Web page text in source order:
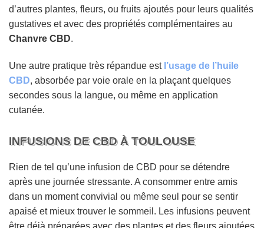
d’autres plantes, fleurs, ou fruits ajoutés pour leurs qualités
gustatives et avec des propriétés complémentaires au
Chanvre CBD.
Une autre pratique très répandue est l’usage de l’huile
CBD, absorbée par voie orale en la plaçant quelques
secondes sous la langue, ou même en application
cutanée.
INFUSIONS DE CBD À TOULOUSE
Rien de tel qu’une infusion de CBD pour se détendre
après une journée stressante. A consommer entre amis
dans un moment convivial ou même seul pour se sentir
apaisé et mieux trouver le sommeil. Les infusions peuvent
être déjà préparées avec des plantes et des fleurs ajoutées